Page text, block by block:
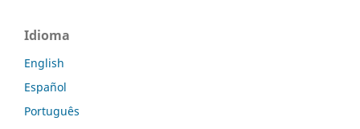
Idioma
English
Español
Português